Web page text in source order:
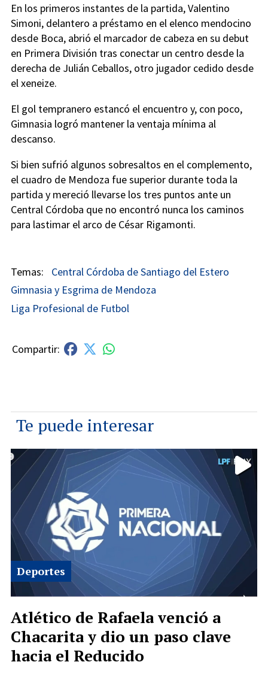
En los primeros instantes de la partida, Valentino
Simoni, delantero a préstamo en el elenco mendocino
desde Boca, abrió el marcador de cabeza en su debut
en Primera División tras conectar un centro desde la
derecha de Julián Ceballos, otro jugador cedido desde
el xeneize.
El gol tempranero estancó el encuentro y, con poco,
Gimnasia logró mantener la ventaja mínima al
descanso.
Si bien sufrió algunos sobresaltos en el complemento,
el cuadro de Mendoza fue superior durante toda la
partida y mereció llevarse los tres puntos ante un
Central Córdoba que no encontró nunca los caminos
para lastimar el arco de César Rigamonti.
Central Córdoba de Santiago del Estero
Gimnasia y Esgrima de Mendoza
Liga Profesional de Futbol
Te puede interesar
Atlético de Rafaela venció a
Chacarita y dio un paso clave
hacia el Reducido
Deportes